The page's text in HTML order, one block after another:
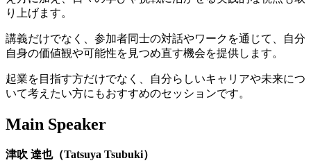
り上げます。
講義だけでなく、参加者同士の対話やワークを通じて、自分
自身の価値観や可能性を見つめ直す機会を提供します。
起業を目指す方だけでなく、自分らしいキャリアや未来につ
いて考えたい方にもおすすめのセッションです。
Main Speaker
津吹 達也（Tatsuya Tsubuki）